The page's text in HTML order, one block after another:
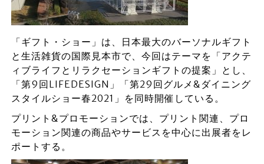
「ギフト・ショー」は、日本最大のバーソナルギフト
と生活雑貨の国際見本市で、今回はテーマを「アクテ
ィブライフとリラクセーションギフトの提案」とし、
「第9回LIFEDESIGN」「第29回グルメ&ダイニング
スタイルショー春2021」を同時開催している。
プリント&プロモーションでは、プリント関連、プロ
モーション関連の商品やサービスを中心に出展者をレ
ポートする。